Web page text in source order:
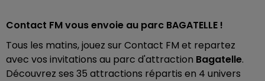
Contact FM vous envoie au parc BAGATELLE !
Tous les matins, jouez sur Contact FM et repartez
avec vos invitations au parc d'attraction Bagatelle.
Découvrez ses 35 attractions répartis en 4 univers